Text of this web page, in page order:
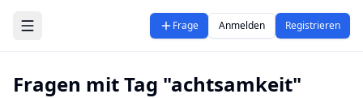
Zum Hauptinhalt springen
Frage Anmelden Registrieren
Fragen mit Tag "achtsamkeit"